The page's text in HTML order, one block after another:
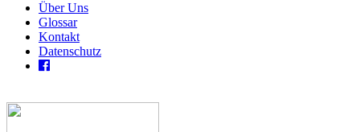
Über Uns
Glossar
Kontakt
Datenschutz